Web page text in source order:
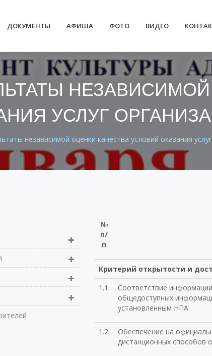
ДОКУМЕНТЫ АФИША ФОТО ВИДЕО
УСЛУГ
независимой оценки качества условий оказания
№
п/
п
Критерий открытости и
1.1.
Соответствие
общедоступных
установленным НПА
1.2.
Обеспечение на
дистанционных способов